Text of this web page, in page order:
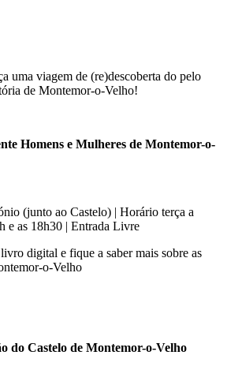
uma viagem de (re)descoberta do pelo
de Montemor-o-Velho!
Homens e Mulheres de Montemor-o-
(junto ao Castelo) | Horário terça a
e as 18h30 | Entrada Livre
digital e fique a saber mais sobre as
o-Velho
do Castelo de Montemor-o-Velho